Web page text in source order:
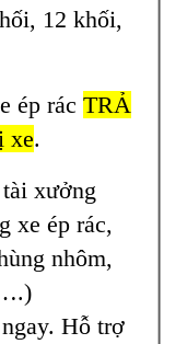
12 khối,
ép rác TRẢ
xe.
xưởng
xe ép rác,
nhôm,
Hỗ trợ